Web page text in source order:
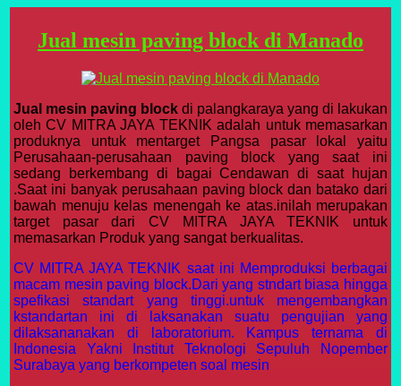
Jual mesin paving block di Manado
Jual mesin paving block di palangkaraya yang di lakukan
oleh CV MITRA JAYA TEKNIK adalah untuk memasarkan
produknya untuk mentarget Pangsa pasar lokal yaitu
Perusahaan-perusahaan paving block yang saat ini
sedang berkembang di bagai Cendawan di saat hujan
.Saat ini banyak perusahaan paving block dan batako dari
bawah menuju kelas menengah ke atas.inilah merupakan
target pasar dari CV MITRA JAYA TEKNIK untuk
memasarkan Produk yang sangat berkualitas.
CV MITRA JAYA TEKNIK saat ini Memproduksi berbagai
macam mesin paving block.Dari yang stndart biasa hingga
spefikasi standart yang tinggi.untuk mengembangkan
kstandartan ini di laksanakan suatu pengujian yang
dilaksananakan di laboratorium. Kampus ternama di
Indonesia Yakni Institut Teknologi Sepuluh Nopember
Surabaya yang berkompeten soal mesin